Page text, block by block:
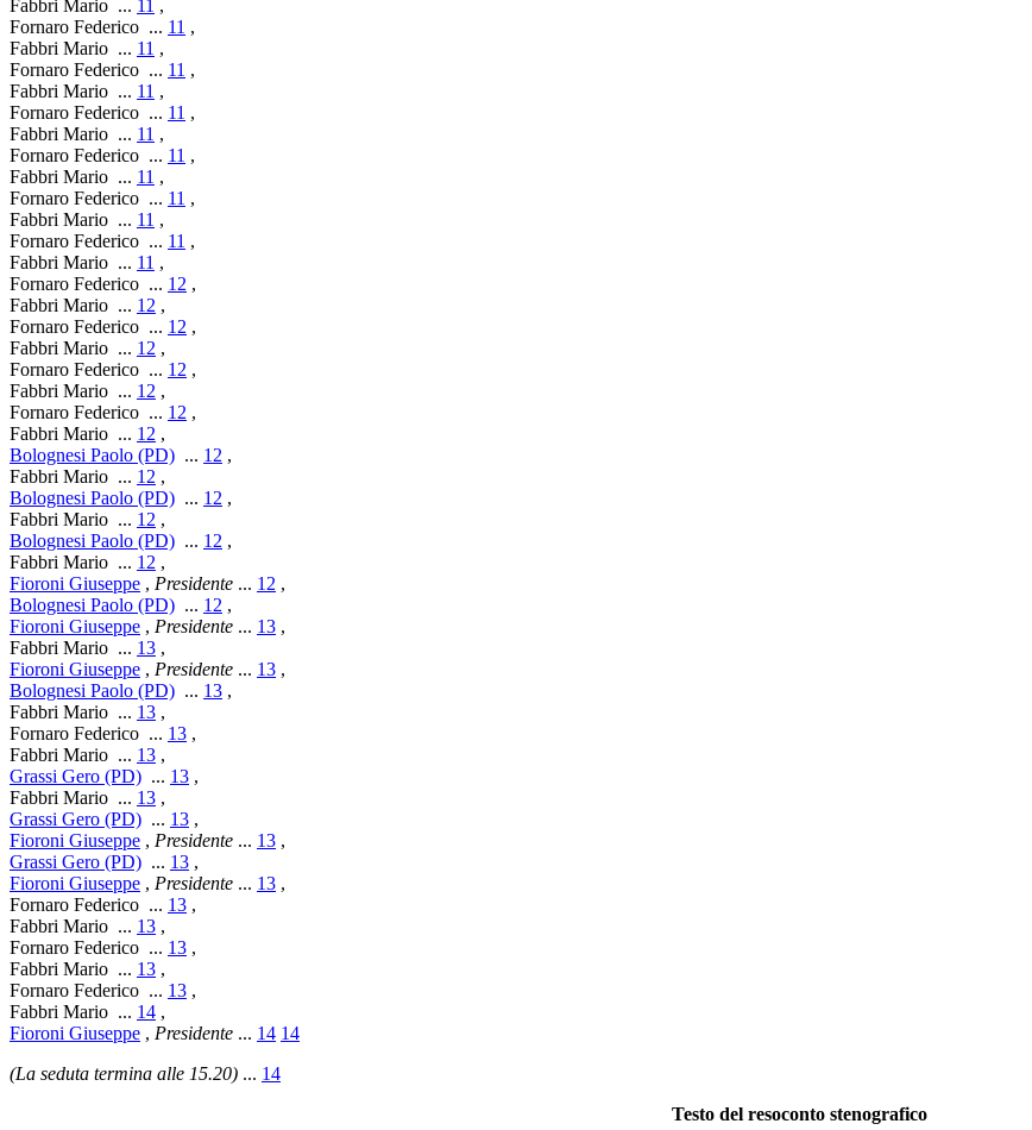
Fabbri Mario ... 11 ,
Fornaro Federico ... 11 ,
Fabbri Mario ... 11 ,
Fornaro Federico ... 11 ,
Fabbri Mario ... 11 ,
Fornaro Federico ... 11 ,
Fabbri Mario ... 11 ,
Fornaro Federico ... 11 ,
Fabbri Mario ... 11 ,
Fornaro Federico ... 11 ,
Fabbri Mario ... 11 ,
Fornaro Federico ... 11 ,
Fabbri Mario ... 11 ,
Fornaro Federico ... 12 ,
Fabbri Mario ... 12 ,
Fornaro Federico ... 12 ,
Fabbri Mario ... 12 ,
Fornaro Federico ... 12 ,
Fabbri Mario ... 12 ,
Fornaro Federico ... 12 ,
Fabbri Mario ... 12 ,
Bolognesi Paolo (PD) ... 12 ,
Fabbri Mario ... 12 ,
Bolognesi Paolo (PD) ... 12 ,
Fabbri Mario ... 12 ,
Bolognesi Paolo (PD) ... 12 ,
Fabbri Mario ... 12 ,
Fioroni Giuseppe , Presidente ... 12 ,
Bolognesi Paolo (PD) ... 12 ,
Fioroni Giuseppe , Presidente ... 13 ,
Fabbri Mario ... 13 ,
Fioroni Giuseppe , Presidente ... 13 ,
Bolognesi Paolo (PD) ... 13 ,
Fabbri Mario ... 13 ,
Fornaro Federico ... 13 ,
Fabbri Mario ... 13 ,
Grassi Gero (PD) ... 13 ,
Fabbri Mario ... 13 ,
Grassi Gero (PD) ... 13 ,
Fioroni Giuseppe , Presidente ... 13 ,
Grassi Gero (PD) ... 13 ,
Fioroni Giuseppe , Presidente ... 13 ,
Fornaro Federico ... 13 ,
Fabbri Mario ... 13 ,
Fornaro Federico ... 13 ,
Fabbri Mario ... 13 ,
Fornaro Federico ... 13 ,
Fabbri Mario ... 14 ,
Fioroni Giuseppe , Presidente ... 14 14
(La seduta termina alle 15.20) ... 14
Testo del resoconto stenografico